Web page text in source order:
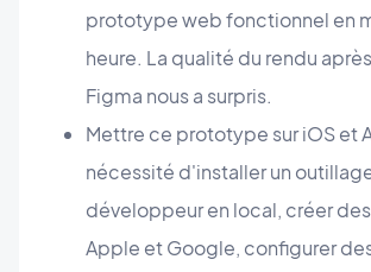
prototype web fonctionnel en
heure. La qualité du rendu
Figma nous a surpris.
Mettre ce prototype sur iOS et
nécessité d'installer un
développeur en local, créer
Apple et Google, configurer